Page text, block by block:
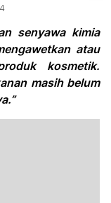
senyawa kimia
atau
kosmetik.
masih belum